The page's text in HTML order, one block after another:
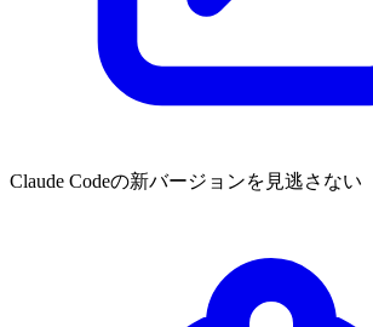
Claude Codeの新バージョンを見逃さない